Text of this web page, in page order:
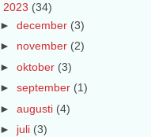
2023 (34)
► december (3)
► november (2)
► oktober (3)
► september (1)
► augusti (4)
► juli (3)